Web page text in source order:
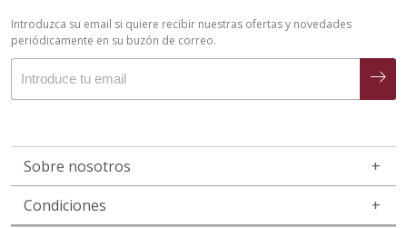
Introduzca su email si quiere recibir nuestras ofertas y novedades
periódicamente en su buzón de correo.
Sobre nosotros
Condiciones